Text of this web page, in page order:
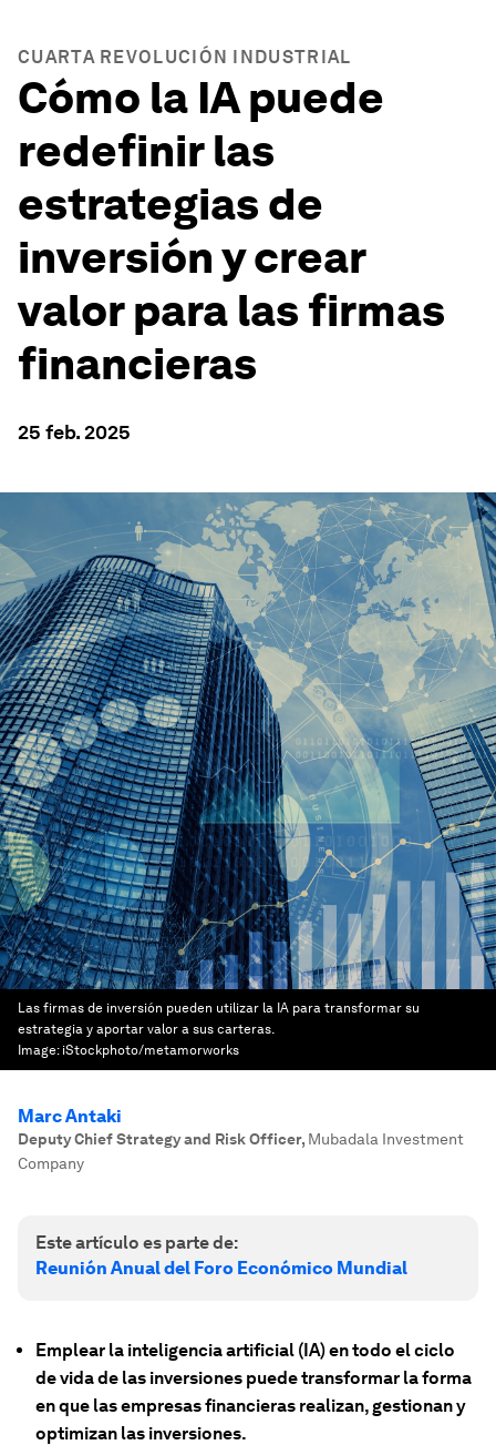
CUARTA REVOLUCIÓN INDUSTRIAL
Cómo la IA puede
redefinir las
estrategias de
inversión y crear
valor para las firmas
financieras
25 feb. 2025
Las firmas de inversión pueden utilizar la IA para transformar su
estrategia y aportar valor a sus carteras.
Image: iStockphoto/metamorworks
Marc Antaki
Deputy Chief Strategy and Risk Officer, Mubadala Investment
Company
Este artículo es parte de:
Reunión Anual del Foro Económico Mundial
Emplear la inteligencia artificial (IA) en todo el ciclo
de vida de las inversiones puede transformar la forma
en que las empresas financieras realizan, gestionan y
optimizan las inversiones.